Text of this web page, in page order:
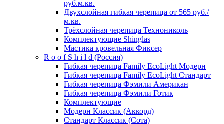
руб.м.кв.
Двухслойная гибкая черепица от 565 руб./
м.кв.
Трёхслойная черепица Технониколь
Комплектующие Shinglas
Мастика кровельная Фиксер
R o o f S h i l d (Россия)
Гибкая черепица Family ЕсоLight Модерн
Гибкая черепица Family ЕсоLight Стандарт
Гибкая черепица Фэмили Американ
Гибкая черепица Фэмили Готик
Комплектующие
Модерн Классик (Аккорд)
Стандарт Классик (Сота)